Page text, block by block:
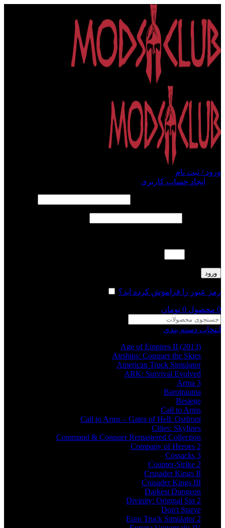
ورود / ثبت نام
ایجاد حساب کاربری
ورود
رمز عبور را فراموش کرده اید؟
0 محصول 0 تومان
انتخاب دسته بندی
Age of Empires II (2013)
Airships: Conquer the Skies
American Truck Simulator
ARK: Survival Evolved
Arma 3
Barotrauma
Besiege
Call to Arms
Call to Arms – Gates of Hell: Ostfront
Cities: Skylines
Command & Conquer Remastered Collection
Company of Heroes 2
Cossacks 3
Counter-Strike 2
Crusader Kings II
Crusader Kings III
Darkest Dungeon
Divinity: Original Sin 2
Don't Starve
Euro Truck Simulator 2